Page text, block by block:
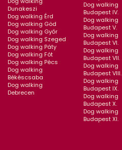
Dunakeszi
Dog walking Érd
Dog walking Göd
Dog walking Győr
Dog walking Szeged
Dog walking Páty
Dog walking Fót
Dog walking Pécs
Dog walking
Békéscsaba
Dog walking
Debrecen
Dog walking
Budapest IV.
Dog walking
Budapest V.
Dog walking
Budapest VI.
Dog walking
Budapest VII.
Dog walking
Budapest VIII.
Dog walking
Budapest IX.
Dog walking
Budapest X.
Dog walking
Budapest XI.